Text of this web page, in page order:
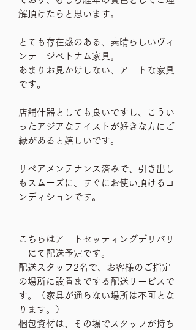
解頂けたらと思います。
とても存在感のある、素晴らしいヴィ
ンテージベトナム家具。
あまりお見かけしない、アートな家具
です。
店舗什器としても良いですし、こうい
ったアジアなテイストが好きな方にご
縁があると嬉しいです。
リペアメンテナンス済みで、引き出し
もスムーズに、すぐにお使い頂けるコ
ンディションです。
こちらはアートセッティングデリバリ
ーにて配送予定です。
配送スタッフ2名で、お客様のご指定
の場所に設置までする配送サービスで
す。（家具が通らない場所は不可とな
ります。）
梱包資材は、その場でスタッフが持ち